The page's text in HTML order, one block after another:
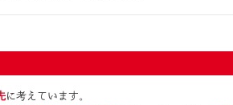
に考えています。